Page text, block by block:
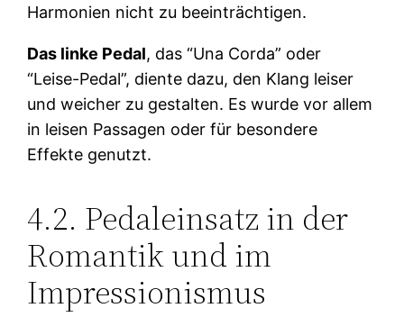
Harmonien nicht zu beeinträchtigen.
Das linke Pedal, das “Una Corda” oder
“Leise-Pedal”, diente dazu, den Klang leiser
und weicher zu gestalten. Es wurde vor allem
in leisen Passagen oder für besondere
Effekte genutzt.
4.2. Pedaleinsatz in der
Romantik und im
Impressionismus